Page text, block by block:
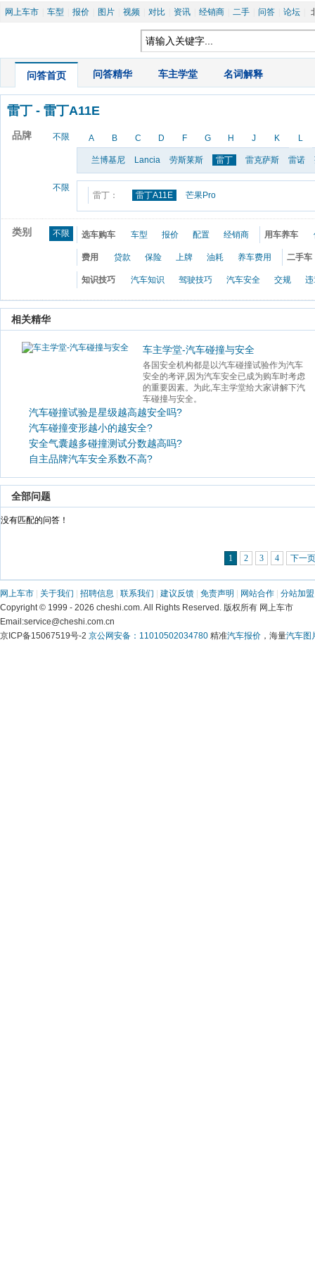
网上车市 车型 报价 图片 视频 对比 资讯 经销商 二手 问答 论坛
问答首页 问答精华 车主学堂 名词解释
雷丁 - 雷丁A11E
品牌 不限 A B C D F G H J K L
兰博基尼 Lancia 劳斯莱斯 雷丁 雷克萨斯 雷诺
不限
雷丁： 雷丁A11E 芒果Pro
类别 不限 选车购车 车型 报价 配置 经销商 用车养车
费用 贷款 保险 上牌 油耗 养车费用 二手车
知识技巧 汽车知识 驾驶技巧 汽车安全 交规 违
相关精华
车主学堂-汽车碰撞与安全
各国安全机构都是以汽车碰撞试验作为汽车
安全的考评,因为汽车安全已成为购车时考虑
的重要因素。为此,车主学堂给大家讲解下汽
车碰撞与安全。
汽车碰撞试验是星级越高越安全吗?
汽车碰撞变形越小的越安全?
安全气囊越多碰撞测试分数越高吗?
自主品牌汽车安全系数不高?
全部问题
没有匹配的问答！
1 2 3 4 下一页
网上车市 关于我们 招聘信息 联系我们 建议反馈 免责声明 网站合作
分站加盟
Copyright © 1999 - 2026 cheshi.com. All Rights Reserved. 版权所有 网上车市
Email:service@cheshi.com.cn
京ICP备15067519号-2 京公网安备：11010502034780 精准汽车报价 ，海量汽车图